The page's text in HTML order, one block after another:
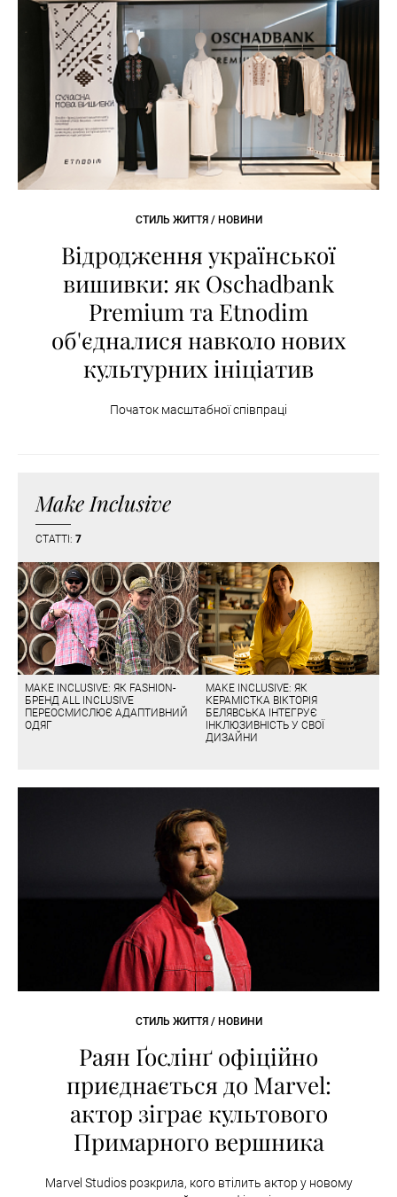
СТИЛЬ ЖИТТЯ / НОВИНИ
Відродження української
вишивки: як Oschadbank
Premium та Etnodim
об'єдналися навколо нових
культурних ініціатив
Початок масштабної співпраці
Make Inclusive
СТАТТІ: 7
MAKE INCLUSIVE: ЯК FASHION-
БРЕНД ALL INCLUSIVE
ПЕРЕОСМИСЛЮЄ АДАПТИВНИЙ
ОДЯГ
MAKE INCLUSIVE: ЯК
КЕРАМІСТКА ВІКТОРІЯ
БЕЛЯВСЬКА ІНТЕГРУЄ
ІНКЛЮЗИВНІСТЬ У СВОЇ
ДИЗАЙНИ
СТИЛЬ ЖИТТЯ / НОВИНИ
Раян Ґослінґ офіційно
приєднається до Marvel:
актор зіграє культового
Примарного вершника
Marvel Studios розкрила, кого втілить актор у новому